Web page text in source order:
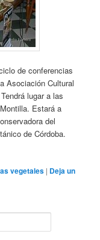
de conferencias
Asociación Cultural
lugar a las
Estará a
del
de Córdoba.
vegetales | Deja un